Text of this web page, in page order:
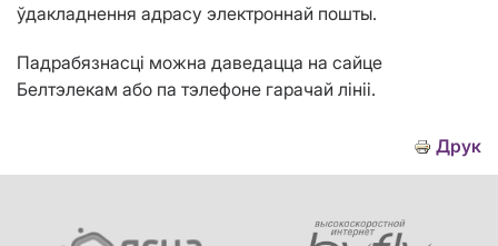
ўдакладнення адрасу электроннай пошты.
Падрабязнасці можна даведацца на сайце
Белтэлекам або па тэлефоне гарачай лініі.
Друк